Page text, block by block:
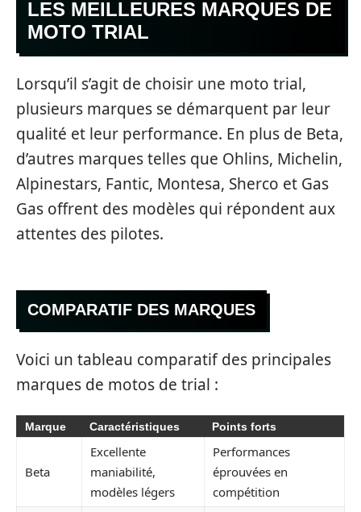
LES MEILLEURES MARQUES DE
MOTO TRIAL
Lorsqu’il s’agit de choisir une moto trial,
plusieurs marques se démarquent par leur
qualité et leur performance. En plus de Beta,
d’autres marques telles que Ohlins, Michelin,
Alpinestars, Fantic, Montesa, Sherco et Gas
Gas offrent des modèles qui répondent aux
attentes des pilotes.
COMPARATIF DES MARQUES
Voici un tableau comparatif des principales
marques de motos de trial :
Marque Caractéristiques Points forts
Beta
Excellente
maniabilité,
modèles légers
Performances
éprouvées en
compétition